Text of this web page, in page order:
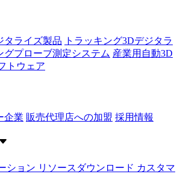
タライズ製品
トラッキング3Dデジタラ
グプローブ測定システム 産業用自動3D
トウェア
企業 販売代理店への加盟 採用情報
ション リソースダウンロード カスタマ